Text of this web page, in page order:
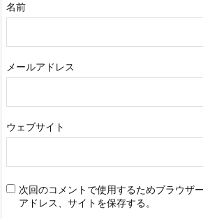
名前
メールアドレス
ウェブサイト
次回のコメントで使用するためブラウザ
アドレス、サイトを保存する。